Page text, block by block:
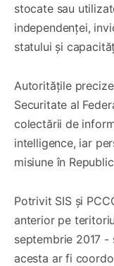
stocate sau
independenței,
statului și
Autoritățile
Securitate al
colectării de
intelligence, iar
misiune în
Potrivit SIS și
anterior pe
septembrie 2017 -
acesta ar fi